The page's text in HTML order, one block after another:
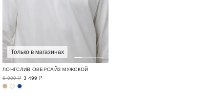
Только в магазинах
ЛОНГСЛИВ ОВЕРСАЙЗ МУЖСКОЙ
6 999 ₽ 3 499 ₽